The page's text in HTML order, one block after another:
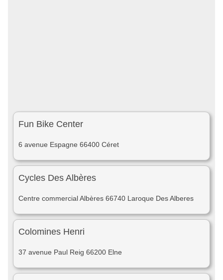
Fun Bike Center
6 avenue Espagne 66400 Céret
Cycles Des Albères
Centre commercial Albères 66740 Laroque Des Alberes
Colomines Henri
37 avenue Paul Reig 66200 Elne